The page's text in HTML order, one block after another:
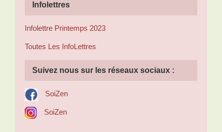
Infolettres
Infolettre Printemps 2023
Toutes Les InfoLettres
Suivez nous sur les réseaux sociaux :
SoiZen
SoiZen